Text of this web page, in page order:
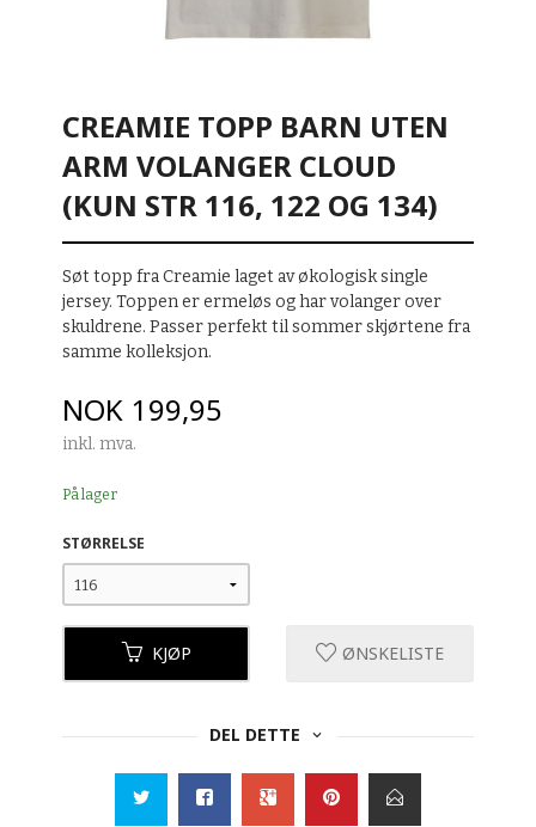
CREAMIE TOPP BARN UTEN
ARM VOLANGER CLOUD
(KUN STR 116, 122 OG 134)
Søt topp fra Creamie laget av økologisk single
jersey. Toppen er ermeløs og har volanger over
skuldrene. Passer perfekt til sommer skjørtene fra
samme kolleksjon.
Pris
NOK 199,95
inkl. mva.
På lager
STØRRELSE
KJØP ØNSKELISTE
DEL DETTE